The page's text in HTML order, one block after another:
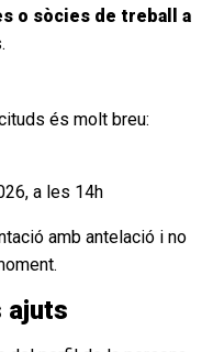
o sòcies de treball a
és molt breu:
a les 14h
amb antelació i no
ajuts